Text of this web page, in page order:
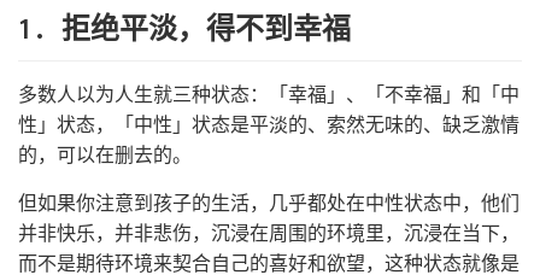
1. 拒绝平淡，得不到幸福
多数人以为人生就三种状态：「幸福」、「不幸福」和「中
性」状态，「中性」状态是平淡的、索然无味的、缺乏激情
的，可以在删去的。
但如果你注意到孩子的生活，几乎都处在中性状态中，他们
并非快乐，并非悲伤，沉浸在周围的环境里，沉浸在当下，
而不是期待环境来契合自己的喜好和欲望，这种状态就像是